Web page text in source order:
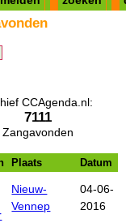
CCAgenda.nl:
7111
Zangavonden
Plaats Datum
Nieuw-
Vennep
04-06-
2016